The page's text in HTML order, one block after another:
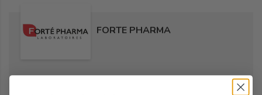
FORTE PHARMA